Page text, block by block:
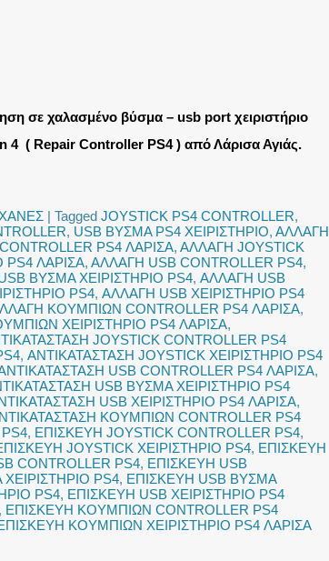
σε χαλασμένο βύσμα – usb port χειριστήριο
4 ( Repair Controller PS4 ) από Λάρισα Αγιάς.
| Tagged JOYSTICK PS4 CONTROLLER,
, USB ΒΥΣΜΑ PS4 ΧΕΙΡΙΣΤΗΡΙΟ, ΑΛΛΑΓΗ
PS4 ΛΑΡΙΣΑ, ΑΛΛΑΓΗ JOYSTICK
PS4 ΛΑΡΙΣΑ, ΑΛΛΑΓΗ USB CONTROLLER PS4,
ΒΥΣΜΑ ΧΕΙΡΙΣΤΗΡΙΟ PS4, ΑΛΛΑΓΗ USB
PS4, ΑΛΛΑΓΗ USB ΧΕΙΡΙΣΤΗΡΙΟ PS4
ΚΟΥΜΠΙΩΝ CONTROLLER PS4 ΛΑΡΙΣΑ,
ΧΕΙΡΙΣΤΗΡΙΟ PS4 ΛΑΡΙΣΑ,
JOYSTICK CONTROLLER PS4
, ΑΝΤΙΚΑΤΑΣΤΑΣΗ JOYSTICK ΧΕΙΡΙΣΤΗΡΙΟ PS4
USB CONTROLLER PS4 ΛΑΡΙΣΑ,
USB ΒΥΣΜΑ ΧΕΙΡΙΣΤΗΡΙΟ PS4
USB ΧΕΙΡΙΣΤΗΡΙΟ PS4 ΛΑΡΙΣΑ,
ΚΟΥΜΠΙΩΝ CONTROLLER PS4
, ΕΠΙΣΚΕΥΗ JOYSTICK CONTROLLER PS4,
JOYSTICK ΧΕΙΡΙΣΤΗΡΙΟ PS4, ΕΠΙΣΚΕΥΗ
CONTROLLER PS4, ΕΠΙΣΚΕΥΗ USB
PS4, ΕΠΙΣΚΕΥΗ USB ΒΥΣΜΑ
PS4, ΕΠΙΣΚΕΥΗ USB ΧΕΙΡΙΣΤΗΡΙΟ PS4
, ΕΠΙΣΚΕΥΗ ΚΟΥΜΠΙΩΝ CONTROLLER PS4
ΚΟΥΜΠΙΩΝ ΧΕΙΡΙΣΤΗΡΙΟ PS4 ΛΑΡΙΣΑ